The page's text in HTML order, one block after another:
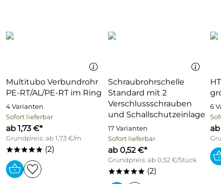
Multitubo Verbundrohr
PE-RT/AL/PE-RT im Ring
4 Varianten
Sofort lieferbar
ab 1,73 €*
Grundpreis: ab 1,73 €/m
***** (2)
Schraubrohrschelle
Standard mit 2
Verschlussschrauben
und Schallschutzeinlage
17 Varianten
Sofort lieferbar
ab 0,52 €*
Grundpreis: ab 0,52 €/Stück
***** (2)
6